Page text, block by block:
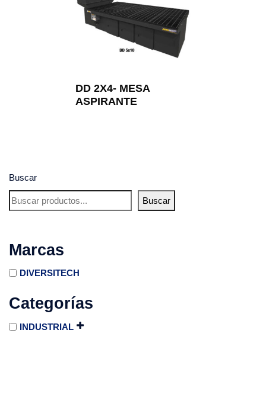
Buscar
Buscar
Marcas
DIVERSITECH
Categorías
INDUSTRIAL
DD 2X4- MESA
ASPIRANTE